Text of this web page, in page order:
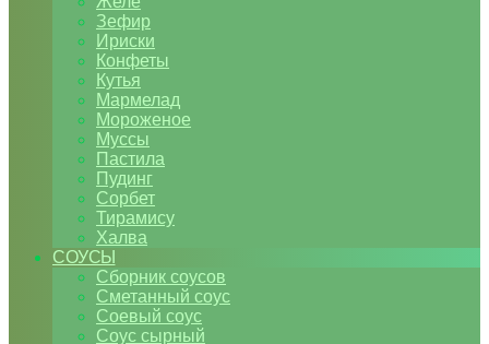
Зефир
Ириски
Конфеты
Кутья
Мармелад
Мороженое
Муссы
Пастила
Пудинг
Сорбет
Тирамису
Халва
СОУСЫ
Сборник соусов
Сметанный соус
Соевый соус
Соус сырный